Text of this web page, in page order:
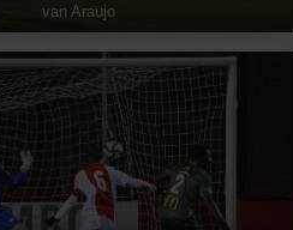
van Araujo